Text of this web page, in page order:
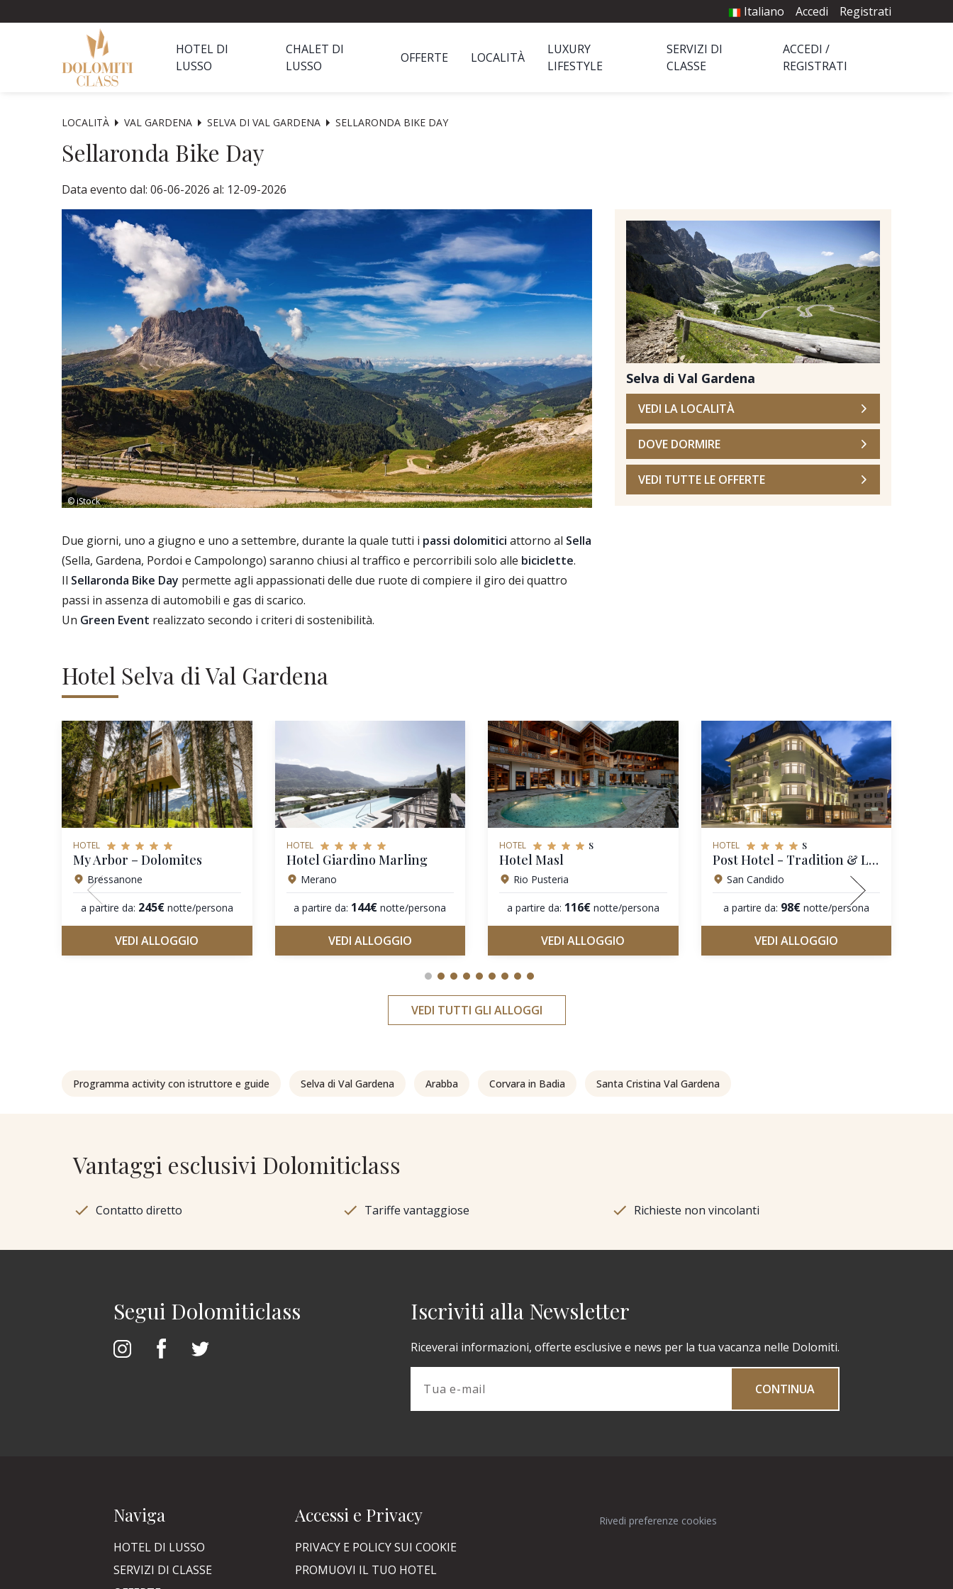
Italiano Accedi Registrati
HOTEL DI
LUSSO
CHALET DI
LUSSO
OFFERTE LOCALITÀ
LUXURY
LIFESTYLE
SERVIZI DI
CLASSE
ACCEDI /
REGISTRATI
LOCALITÀ VAL GARDENA SELVA DI VAL GARDENA SELLARONDA BIKE DAY
Sellaronda Bike Day
Data evento dal: 06-06-2026 al: 12-09-2026
© iStock
Due giorni, uno a giugno e uno a settembre, durante la quale tutti i passi dolomitici attorno al Sella
(Sella, Gardena, Pordoi e Campolongo) saranno chiusi al traffico e percorribili solo alle biciclette.
Il Sellaronda Bike Day permette agli appassionati delle due ruote di compiere il giro dei quattro
passi in assenza di automobili e gas di scarico.
Un Green Event realizzato secondo i criteri di sostenibilità.
Selva di Val Gardena
VEDI LA LOCALITÀ
DOVE DORMIRE
VEDI TUTTE LE OFFERTE
Hotel Selva di Val Gardena
HOTEL
My Arbor – Dolomites
Bressanone
a partire da: 245€ notte/persona
VEDI ALLOGGIO
HOTEL
Hotel Giardino Marling
Merano
a partire da: 144€ notte/persona
VEDI ALLOGGIO
HOTEL s
Hotel Masl
Rio Pusteria
a partire da: 116€ notte/persona
VEDI ALLOGGIO
HOTEL s
Post Hotel - Tradition & Lifestyle - Adults Only
San Candido
a partire da: 98€ notte/persona
VEDI ALLOGGIO
VEDI TUTTI GLI ALLOGGI
Programma activity con istruttore e guide Selva di Val Gardena Arabba Corvara in Badia Santa Cristina Val Gardena
Vantaggi esclusivi Dolomiticlass
Contatto diretto Tariffe vantaggiose Richieste non vincolanti
Segui Dolomiticlass Iscriviti alla Newsletter
Riceverai informazioni, offerte esclusive e news per la tua vacanza nelle Dolomiti.
CONTINUA
Naviga
HOTEL DI LUSSO
SERVIZI DI CLASSE
Accessi e Privacy
PRIVACY E POLICY SUI COOKIE
PROMUOVI IL TUO HOTEL
Rivedi preferenze cookies